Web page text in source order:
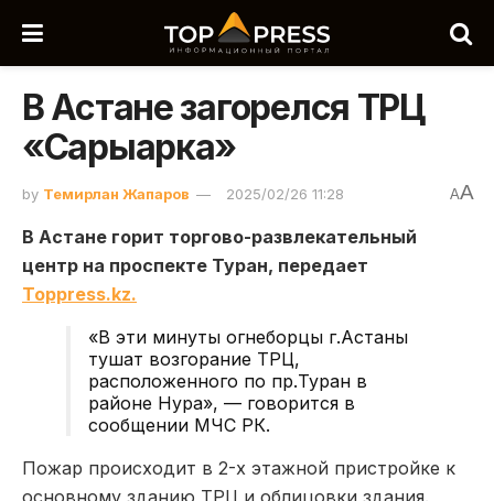
В Астане загорелся ТРЦ
«Сарыарка»
by Темирлан Жапаров 2025/02/26 11:28 AA
В Астане горит торгово-развлекательный
центр на проспекте Туран, передает
Toppress.kz.
«В эти минуты огнеборцы г.Астаны
тушат возгорание ТРЦ,
расположенного по пр.Туран в
районе Нура», — говорится в
сообщении МЧС РК.
Пожар происходит в 2-х этажной пристройке к
основному зданию ТРЦ и облицовки здания.